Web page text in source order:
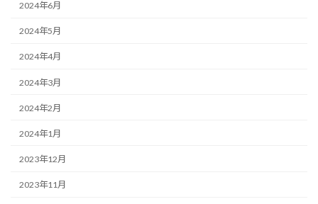
2024年6月
2024年5月
2024年4月
2024年3月
2024年2月
2024年1月
2023年12月
2023年11月